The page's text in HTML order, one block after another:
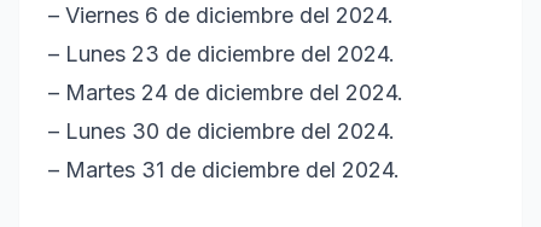
– Viernes 6 de diciembre del 2024.
– Lunes 23 de diciembre del 2024.
– Martes 24 de diciembre del 2024.
– Lunes 30 de diciembre del 2024.
– Martes 31 de diciembre del 2024.